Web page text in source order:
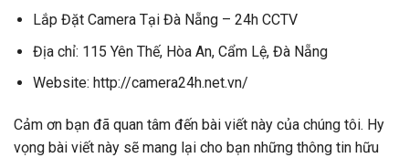
Lắp Đặt Camera Tại Đà Nẵng – 24h CCTV
Địa chỉ: 115 Yên Thế, Hòa An, Cẩm Lệ, Đà Nẵng
Website: http://camera24h.net.vn/
Cảm ơn bạn đã quan tâm đến bài viết này của chúng tôi. Hy
vọng bài viết này sẽ mang lại cho bạn những thông tin hữu